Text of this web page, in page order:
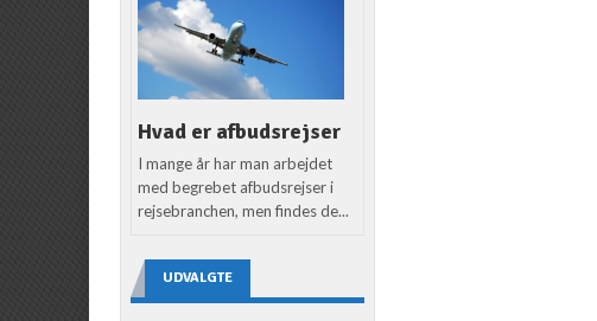
Hvad er afbudsrejser
I mange år har man arbejdet
med begrebet afbudsrejser i
rejsebranchen, men findes de...
UDVALGTE